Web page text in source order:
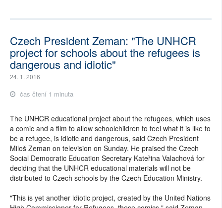
Czech President Zeman: "The UNHCR
project for schools about the refugees is
dangerous and idiotic"
24. 1. 2016
čas čtení 1 minuta
The UNHCR educational project about the refugees, which uses
a comic and a film to allow schoolchildren to feel what it is like to
be a refugee, is idiotic and dangerous, said Czech President
Miloš Zeman on television on Sunday. He praised the Czech
Social Democratic Education Secretary Kateřina Valachová for
deciding that the UNHCR educational materials will not be
distributed to Czech schools by the Czech Education Ministry.
"This is yet another idiotic project, created by the United Nations